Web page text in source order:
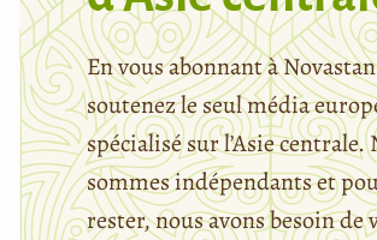
En vous abonnant à
soutenez le seul média
spécialisé sur l’Asie centrale.
sommes indépendants et
rester, nous avons besoin de